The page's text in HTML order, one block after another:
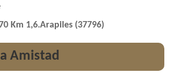
Km 1,6.Arapiles (37796)
Amistad